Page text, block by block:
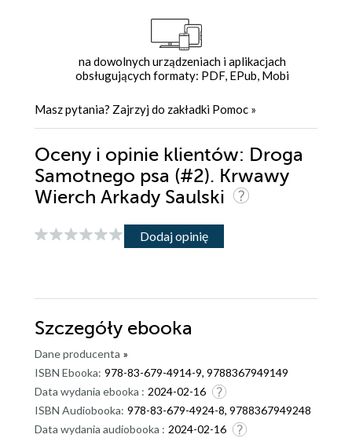
na dowolnych urządzeniach i aplikacjach
obsługujących formaty: PDF, EPub, Mobi
Masz pytania? Zajrzyj do zakładki Pomoc »
Oceny i opinie klientów: Droga
Samotnego psa (#2). Krwawy
Wierch Arkady Saulski
Dodaj opinię
Szczegóły ebooka
Dane producenta »
ISBN Ebooka: 978-83-679-4914-9, 9788367949149
Data wydania ebooka : 2024-02-16
ISBN Audiobooka: 978-83-679-4924-8, 9788367949248
Data wydania audiobooka : 2024-02-16